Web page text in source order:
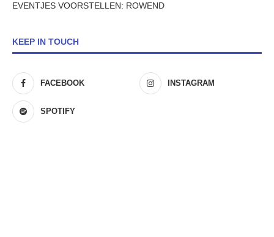
EVENTJES VOORSTELLEN: ROWEND
KEEP IN TOUCH
FACEBOOK INSTAGRAM
SPOTIFY